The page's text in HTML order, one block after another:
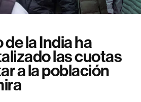
la India ha
las cuotas
a la población